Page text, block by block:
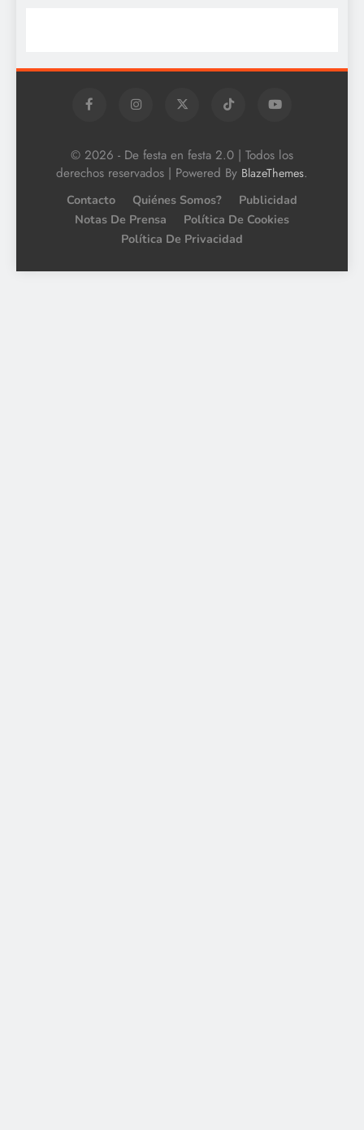
© 2026 - De festa en festa 2.0 | Todos los
derechos reservados | Powered By BlazeThemes.
Contacto Quiénes Somos?
Publicidad
Notas De Prensa
Política De Cookies
Política De Privacidad